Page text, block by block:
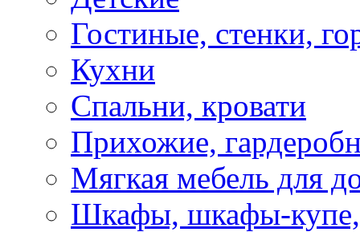
Гостиные, стенки,
Кухни
Спальни, кровати
Прихожие,
Мягкая мебель для
Шкафы, шкафы-купе,